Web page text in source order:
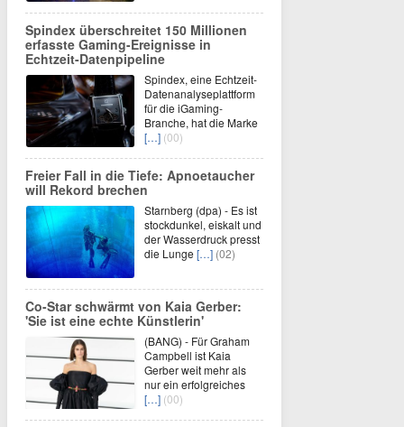
Spindex überschreitet 150 Millionen
erfasste Gaming-Ereignisse in
Echtzeit-Datenpipeline
Spindex, eine Echtzeit-
Datenanalyseplattform
für die iGaming-
Branche, hat die Marke
[…] (00)
Freier Fall in die Tiefe: Apnoetaucher
will Rekord brechen
Starnberg (dpa) - Es ist
stockdunkel, eiskalt und
der Wasserdruck presst
die Lunge […] (02)
Co-Star schwärmt von Kaia Gerber:
'Sie ist eine echte Künstlerin'
(BANG) - Für Graham
Campbell ist Kaia
Gerber weit mehr als
nur ein erfolgreiches
[…] (00)